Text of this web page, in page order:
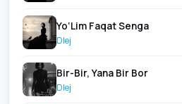
Yo‘Lim Faqat Senga
Dlej
Bir-Bir, Yana Bir Bor
Dlej